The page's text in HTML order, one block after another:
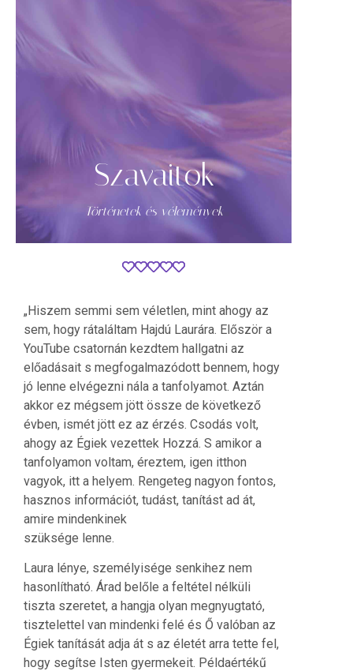
Szavaitok
Történetek és vélemények
„Hiszem semmi sem véletlen, mint ahogy az
sem, hogy rátaláltam Hajdú Laurára. Először a
YouTube csatornán kezdtem hallgatni az
előadásait s megfogalmazódott bennem, hogy
jó lenne elvégezni nála a tanfolyamot. Aztán
akkor ez mégsem jött össze de következő
évben, ismét jött ez az érzés. Csodás volt,
ahogy az Égiek vezettek Hozzá. S amikor a
tanfolyamon voltam, éreztem, igen itthon
vagyok, itt a helyem. Rengeteg nagyon fontos,
hasznos információt, tudást, tanítást ad át,
amire mindenkinek
szüksége lenne.
Laura lénye, személyisége senkihez nem
hasonlítható. Árad belőle a feltétel nélküli
tiszta szeretet, a hangja olyan megnyugtató,
tisztelettel van mindenki felé és Ő valóban az
Égiek tanítását adja át s az életét arra tette fel,
hogy segítse Isten gyermekeit. Példaértékű